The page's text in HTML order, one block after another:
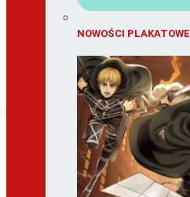
NOWOŚCI PLAKATOWE